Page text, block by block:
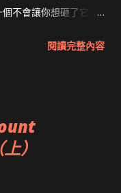
不會讓你想砸了它的
解決！ 第三個項目的
將 這段指令 交給
主機的話，請不要直
的 CREATE...... 複製
閱讀完整內容
）